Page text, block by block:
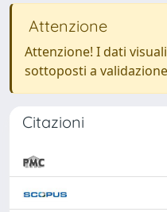
Attenzione
Attenzione! I dati
sottoposti a
Citazioni